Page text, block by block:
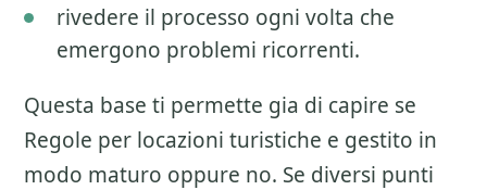
rivedere il processo ogni volta che
emergono problemi ricorrenti.
Questa base ti permette gia di capire se
Regole per locazioni turistiche e gestito in
modo maturo oppure no. Se diversi punti